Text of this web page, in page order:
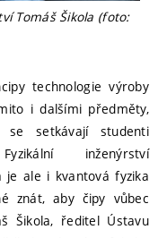
Tomáš Šikola (foto:
technologie výroby
i dalšími předměty,
setkávají studenti
inženýrství
je ale i kvantová fyzika
znát, aby čipy vůbec
Šikola, ředitel Ústavu